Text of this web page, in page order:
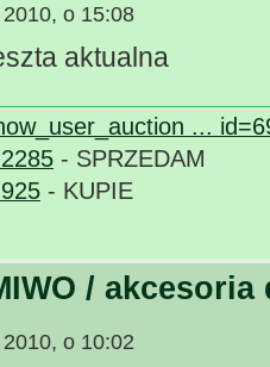
o 15:08
aktualna
...
- SPRZEDAM
- KUPIE
/ akcesoria
o 10:02